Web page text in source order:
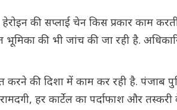
की सप्लाई चेन किस प्रकार काम
की भी जांच की जा रही है.
करने की दिशा में काम कर रही है. पंजाब
हर कार्टेल का पर्दाफाश और